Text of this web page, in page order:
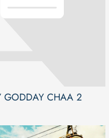
GODDAY CHAA 2